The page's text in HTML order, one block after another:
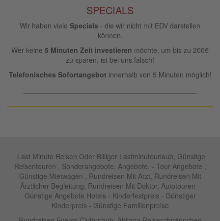
SPECIALS
Wir haben viele Specials - die wir nicht mit EDV darstellen
können.
Wer keine 5 Minuten Zeit investieren möchte, um bis zu 200€
zu sparen, ist bei uns falsch!
Telefonisches Sofortangebot innerhalb von 5 Minuten möglich!
Last Minute Reisen Oder Billiger Lastminuteurlaub, Günstige
Reisentouren , Sonderangebote, Angebote, - Tour Angebote ,
Günstige Mietwagen , Rundreisen Mit Arzt, Rundreisen Mit
Ärztlicher Begleitung, Rundreisen Mit Doktor, Autotouren -
Günstige Angebote Hotels - Kinderfestpreis - Günstiger
Kinderpreis - Günstige Familienpreise